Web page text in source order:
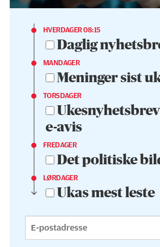
HVERDAGER 08:15
Daglig
MANDAGER
Meninger sist
TORSDAGER
e-avis
FREDAGER
Det politiske
LØRDAGER
Ukas mest leste